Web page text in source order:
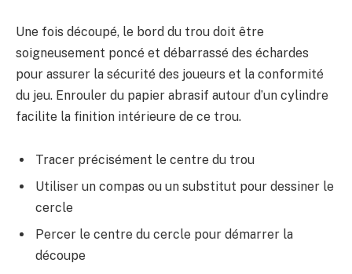
Une fois découpé, le bord du trou doit être
soigneusement poncé et débarrassé des échardes
pour assurer la sécurité des joueurs et la conformité
du jeu. Enrouler du papier abrasif autour d’un cylindre
facilite la finition intérieure de ce trou.
Tracer précisément le centre du trou
Utiliser un compas ou un substitut pour dessiner le
cercle
Percer le centre du cercle pour démarrer la
découpe